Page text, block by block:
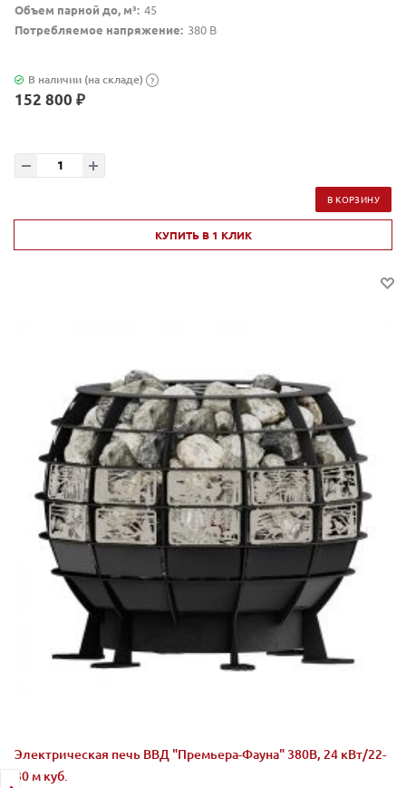
Объем парной до, м³: 45
Потребляемое напряжение: 380 В
В наличии (на складе) ?
152 800 ₽
В КОРЗИНУ
КУПИТЬ В 1 КЛИК
Электрическая печь ВВД "Премьера-Фауна" 380В, 24 кВт/22-
30 м куб.